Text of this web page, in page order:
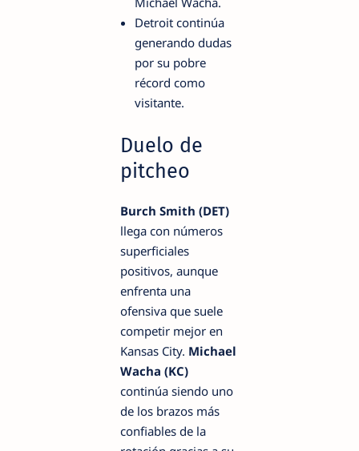
Detroit continúa
generando dudas
por su pobre
récord como
visitante.
Duelo de
pitcheo
Burch Smith (DET)
llega con números
superficiales
positivos, aunque
enfrenta una
ofensiva que suele
competir mejor en
Kansas City. Michael
Wacha (KC)
continúa siendo uno
de los brazos más
confiables de la